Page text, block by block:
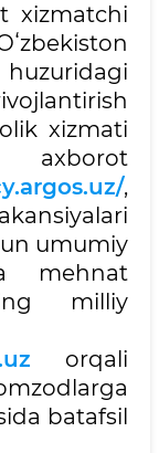
xizmatchi
xizmati
,
umumiy
mehnat
milliy
orqali
batafsil